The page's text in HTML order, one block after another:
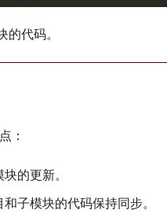
代码。
：
的更新。
子模块的代码保持同步。